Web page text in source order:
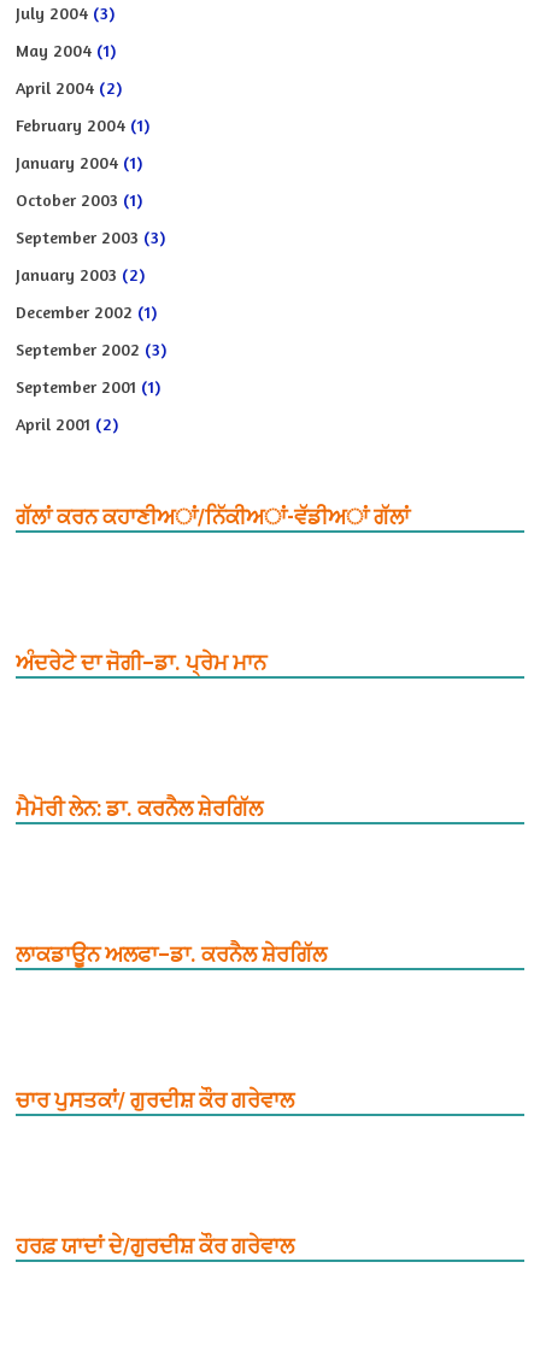
July 2004 (3)
May 2004 (1)
April 2004 (2)
February 2004 (1)
January 2004 (1)
October 2003 (1)
September 2003 (3)
January 2003 (2)
December 2002 (1)
September 2002 (3)
September 2001 (1)
April 2001 (2)
ਗੱਲਾਂ ਕਰਨ ਕਹਾਣੀਅਾਂ/ਨਿੱਕੀਅਾਂ-ਵੱਡੀਅਾਂ ਗੱਲਾਂ
ਅੰਦਰੇਟੇ ਦਾ ਜੋਗੀ–ਡਾ. ਪ੍ਰੇਮ ਮਾਨ
ਮੈਮੋਰੀ ਲੇਨ: ਡਾ. ਕਰਨੈਲ ਸ਼ੇਰਗਿੱਲ
ਲਾਕਡਾਊਨ ਅਲਫਾ–ਡਾ. ਕਰਨੈਲ ਸ਼ੇਰਗਿੱਲ
ਚਾਰ ਪੁਸਤਕਾਂ/ ਗੁਰਦੀਸ਼ ਕੌਰ ਗਰੇਵਾਲ
ਹਰਫ਼ ਯਾਦਾਂ ਦੇ/ਗੁਰਦੀਸ਼ ਕੌਰ ਗਰੇਵਾਲ